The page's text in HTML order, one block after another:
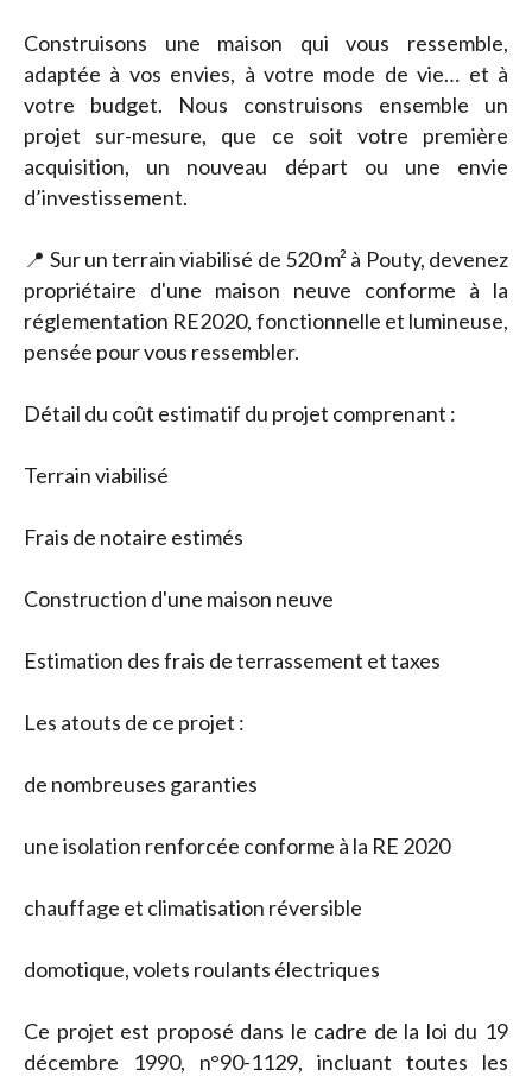
Construisons une maison qui vous ressemble,
adaptée à vos envies, à votre mode de vie… et à
votre budget. Nous construisons ensemble un
projet sur-mesure, que ce soit votre première
acquisition, un nouveau départ ou une envie
d’investissement.
📍 Sur un terrain viabilisé de 520 m² à Pouty, devenez
propriétaire d'une maison neuve conforme à la
réglementation RE2020, fonctionnelle et lumineuse,
pensée pour vous ressembler.
Détail du coût estimatif du projet comprenant :
Terrain viabilisé
Frais de notaire estimés
Construction d'une maison neuve
Estimation des frais de terrassement et taxes
Les atouts de ce projet :
de nombreuses garanties
une isolation renforcée conforme à la RE 2020
chauffage et climatisation réversible
domotique, volets roulants électriques
Ce projet est proposé dans le cadre de la loi du 19
décembre 1990, n°90-1129, incluant toutes les